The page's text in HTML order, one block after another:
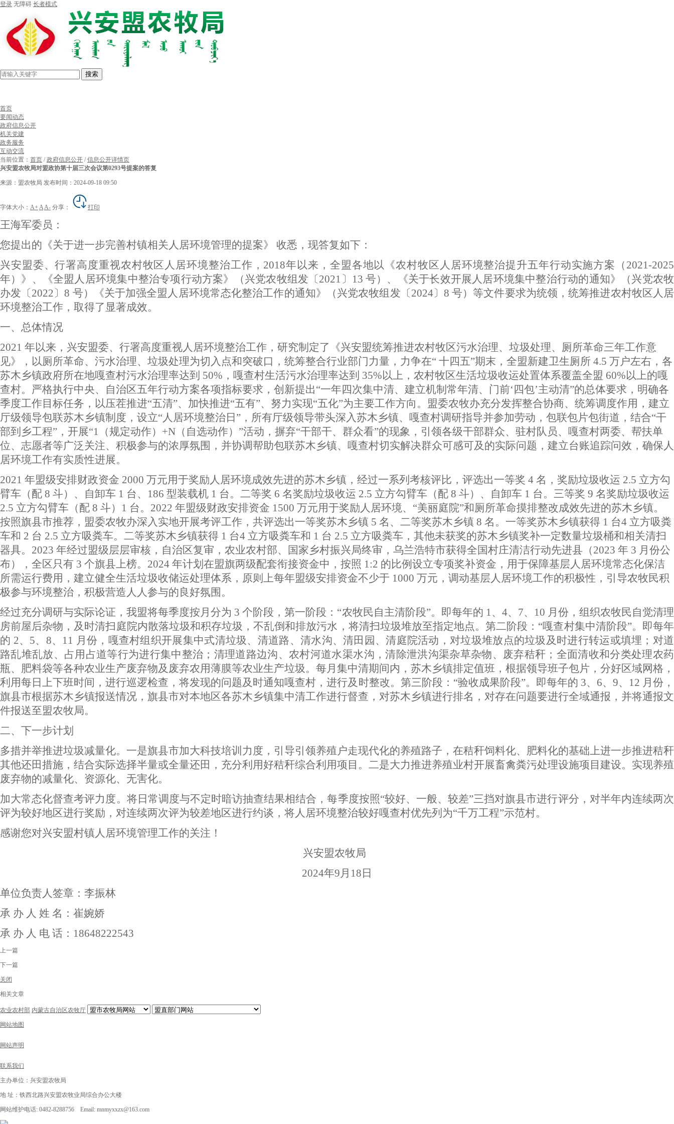
登录 无障碍 长者模式
搜索
首页
要闻动态
政府信息公开
机关党建
政务服务
互动交流
当前位置： 首页 /政府信息公开 /信息公开详情页
兴安盟农牧局对盟政协第十届三次会议第0293号提案的答复
来源：盟农牧局 发布时间：2024-09-18 09:50
字体大小： A+ AA- 分享： 打印
王海军委员：
您提出的《关于进一步完善村镇相关人居环境管理的提案》 收悉，现答复如下：
兴安盟委、行署高度重视农村牧区人居环境整治工作，2018年以来，全盟各地以《农村牧区人居环境整治提升五年行动实施方案（2021-2025
年）》、《全盟人居环境集中整治专项行动方案》（兴党农牧组发〔2021〕13 号）、《关于长效开展人居环境集中整治行动的通知》（兴党农牧
办发〔2022〕8 号）《关于加强全盟人居环境常态化整治工作的通知》（兴党农牧组发〔2024〕8 号）等文件要求为统领，统筹推进农村牧区人居
环境整治工作，取得了显著成效。
一、总体情况
2021 年以来，兴安盟委、行署高度重视人居环境整治工作，研究制定了《兴安盟统筹推进农村牧区污水治理、垃圾处理、厕所革命三年工作意
见》，以厕所革命、污水治理、垃圾处理为切入点和突破口，统筹整合行业部门力量，力争在“ 十四五”期末，全盟新建卫生厕所 4.5 万户左右，各
苏木乡镇政府所在地嘎查村污水治理率达到 50%，嘎查村生活污水治理率达到 35%以上，农村牧区生活垃圾收运处置体系覆盖全盟 60%以上的嘎
查村。严格执行中央、自治区五年行动方案各项指标要求，创新提出“一年四次集中清、建立机制常年清、门前‘四包’主动清”的总体要求，明确各
季度工作目标任务，以压茬推进“五清”、加快推进“五有”、努力实现“五化”为主要工作方向。盟委农牧办充分发挥整合协商、统筹调度作用，建立
厅级领导包联苏木乡镇制度，设立“人居环境整治日”，所有厅级领导带头深入苏木乡镇、嘎查村调研指导并参加劳动，包联包片包街道，结合“干
部到乡工程”，开展“1（规定动作）+N（自选动作）”活动，摒弃“干部干、群众看”的现象，引领各级干部群众、驻村队员、嘎查村两委、帮扶单
位、志愿者等广泛关注、积极参与的浓厚氛围，并协调帮助包联苏木乡镇、嘎查村切实解决群众可感可及的实际问题，建立台账追踪问效，确保人
居环境工作有实质性进展。
2021 年盟级安排财政资金 2000 万元用于奖励人居环境成效先进的苏木乡镇，经过一系列考核评比，评选出一等奖 4 名，奖励垃圾收运 2.5 立方勾
臂车（配 8 斗）、自卸车 1 台、186 型装载机 1 台。二等奖 6 名奖励垃圾收运 2.5 立方勾臂车（配 8 斗）、自卸车 1 台。三等奖 9 名奖励垃圾收运
2.5 立方勾臂车（配 8 斗）1 台。2022 年盟级财政安排资金 1500 万元用于奖励人居环境、“美丽庭院”和厕所革命摸排整改成效先进的苏木乡镇。
按照旗县市推荐，盟委农牧办深入实地开展考评工作，共评选出一等奖苏木乡镇 5 名、二等奖苏木乡镇 8 名。一等奖苏木乡镇获得 1 台4 立方吸粪
车和 2 台 2.5 立方吸粪车。二等奖苏木乡镇获得 1 台4 立方吸粪车和 1 台 2.5 立方吸粪车，其他未获奖的苏木乡镇奖补一定数量垃圾桶和相关清扫
器具。2023 年经过盟级层层审核，自治区复审，农业农村部、国家乡村振兴局终审，乌兰浩特市获得全国村庄清洁行动先进县（2023 年 3 月份公
布），全区只有 3 个旗县上榜。2024 年计划在盟旗两级配套衔接资金中，按照 1:2 的比例设立专项奖补资金，用于保障基层人居环境常态化保洁
所需运行费用，建立健全生活垃圾收储运处理体系，原则上每年盟级安排资金不少于 1000 万元，调动基层人居环境工作的积极性，引导农牧民积
极参与环境整治，积极营造人人参与的良好氛围。
经过充分调研与实际论证，我盟将每季度按月分为 3 个阶段，第一阶段：“农牧民自主清阶段”。即每年的 1、4、7、10 月份，组织农牧民自觉清理
房前屋后杂物，及时清扫庭院内散落垃圾和积存垃圾，不乱倒和排放污水，将清扫垃圾堆放至指定地点。第二阶段：“嘎查村集中清阶段”。即每年
的 2、5、8、11 月份，嘎查村组织开展集中式清垃圾、清道路、清水沟、清田园、清庭院活动，对垃圾堆放点的垃圾及时进行转运或填埋；对道
路乱堆乱放、占用占道等行为进行集中整治；清理道路边沟、农村河道水渠水沟，清除泄洪沟渠杂草杂物、废弃秸秆；全面清收和分类处理农药
瓶、肥料袋等各种农业生产废弃物及废弃农用薄膜等农业生产垃圾。每月集中清期间内，苏木乡镇排定值班，根据领导班子包片，分好区域网格，
利用每日上下班时间，进行巡逻检查，将发现的问题及时通知嘎查村，进行及时整改。第三阶段：“验收成果阶段”。即每年的 3、6、9、12 月份，
旗县市根据苏木乡镇报送情况，旗县市对本地区各苏木乡镇集中清工作进行督查，对苏木乡镇进行排名，对存在问题要进行全域通报，并将通报文
件报送至盟农牧局。
二、下一步计划
多措并举推进垃圾减量化。一是旗县市加大科技培训力度，引导引领养殖户走现代化的养殖路子，在秸秆饲料化、肥料化的基础上进一步推进秸秆
其他还田措施，结合实际选择半量或全量还田，充分利用好秸秆综合利用项目。二是大力推进养殖业村开展畜禽粪污处理设施项目建设。实现养殖
废弃物的减量化、资源化、无害化。
加大常态化督查考评力度。将日常调度与不定时暗访抽查结果相结合，每季度按照“较好、一般、较差”三挡对旗县市进行评分，对半年内连续两次
评为较好地区进行奖励，对连续两次评为较差地区进行约谈，将人居环境整治较好嘎查村优先列为“千万工程”示范村。
感谢您对兴安盟村镇人居环境管理工作的关注！
兴安盟农牧局
2024年9月18日
单位负责人签章：李振林
承 办 人 姓 名：崔婉娇
承 办 人 电 话：18648222543
上一篇
下一篇
关闭
相关文章
农业农村部 内蒙古自治区农牧厅
网站地图
网站声明
联系我们
主办单位：兴安盟农牧局
地 址：铁西北路兴安盟农牧业局综合办公大楼
网站维护电话: 0482-8288756 Email: mnmyxxzx@163.com